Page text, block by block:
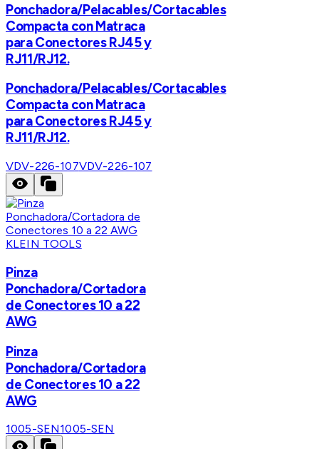
Ponchadora/Pelacables/Cortacables
Compacta con Matraca
para Conectores RJ45 y
RJ11/RJ12.
Ponchadora/Pelacables/Cortacables
Compacta con Matraca
para Conectores RJ45 y
RJ11/RJ12.
VDV-226-107VDV-226-107
KLEIN TOOLS
Pinza
Ponchadora/Cortadora
de Conectores 10 a 22
AWG
Pinza
Ponchadora/Cortadora
de Conectores 10 a 22
AWG
1005-SEN1005-SEN